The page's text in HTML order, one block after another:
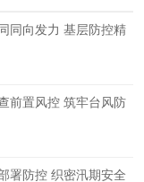
同向发力 基层防控精
前置风控 筑牢台风防
署防控 织密汛期安全